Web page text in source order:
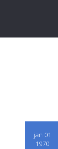
jan 01
1970